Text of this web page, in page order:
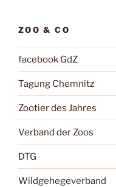
ZOO & CO
facebook GdZ
Tagung Chemnitz
Zootier des Jahres
Verband der Zoos
DTG
Wildgehegeverband